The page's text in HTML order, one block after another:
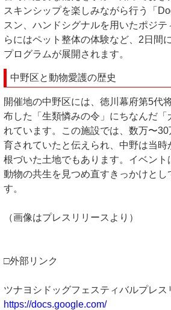
スキンシップを楽しみながら行う「
スン、ハンドシグナルを用いたポジテ
らにはペット整体の体験など、2日間
プログラムが展開されます。
中野区と動物愛護の歴史
開催地の中野区には、徳川幕府第5代
布した「生類憐みの令」にちなんだ「
れています。この施設では、数万〜
育されていたと伝えられ、中野は当
根づいた土地でもあります。イベント
動物の共生を見つめ直すきっかけとし
す。
（画像はプレスリリースより）
□外部リンク
ツナヨシドッグフェスティバルプレス
https://docs.google.com/